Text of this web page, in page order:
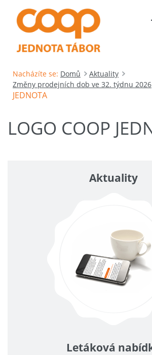
Nacházíte se: Domů
Aktuality
Změny prodejních dob ve 32. týdnu 2026
JEDNOTA
LOGO COOP
Aktuality
Letáková